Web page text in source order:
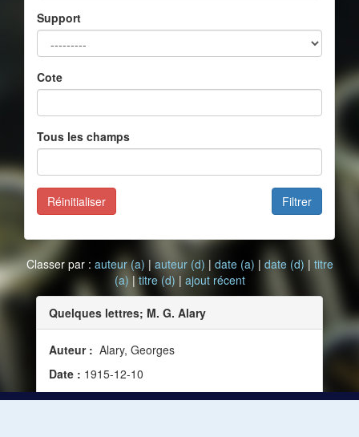
Support
Cote
Tous les champs
Filtrer
Réinitialiser
Classer par : auteur (a) | auteur (d) | date (a) | date (d) | titre
(a) | titre (d) | ajout récent
Quelques lettres; M. G. Alary
Auteur : Alary, Georges
Date : 1915-12-10
Source :La Musique pendant la guerre, no 3 (10